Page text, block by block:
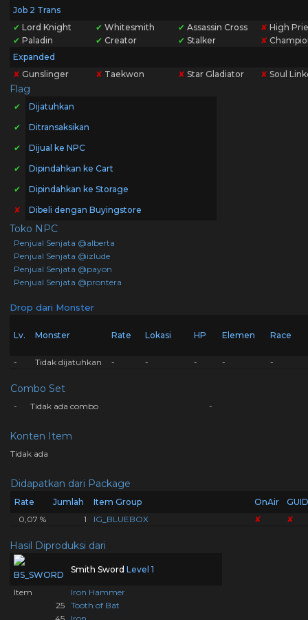
Job 2 Trans
✔ Lord Knight ✔ Whitesmith ✔ Assassin Cross ✘ High
✔ Paladin ✔ Creator ✔ Stalker ✘
Expanded
✘ Gunslinger ✘ Taekwon ✘ Star Gladiator ✘ Soul
Flag
✔
Dijatuhkan
✔
Ditransaksikan
✔
Dijual ke NPC
✔
Dipindahkan ke Cart
✔
Dipindahkan ke Storage
✘
Dibeli dengan Buyingstore
Toko NPC
Penjual Senjata @alberta
Penjual Senjata @izlude
Penjual Senjata @payon
Penjual Senjata @prontera
Drop dari Monster
Lv. Monster Rate Lokasi HP Elemen Race
- Tidak dijatuhkan - - - - -
Combo Set
- Tidak ada combo -
Konten Item
Tidak ada
Didapatkan dari Package
Rate Jumlah Item Group OnAir
0,07 %
1 IG_BLUEBOX ✘ ✘
Hasil Diproduksi dari
Smith Sword Level 1
Item
Iron Hammer
25
Tooth of Bat